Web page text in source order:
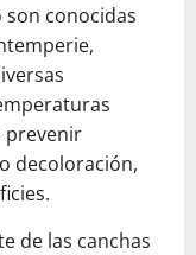
conocidas
prevenir
decoloración,
de las canchas